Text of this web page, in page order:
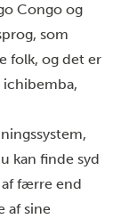
Congo og
som
folk, og det er
kan finde syd
færre end
af sine